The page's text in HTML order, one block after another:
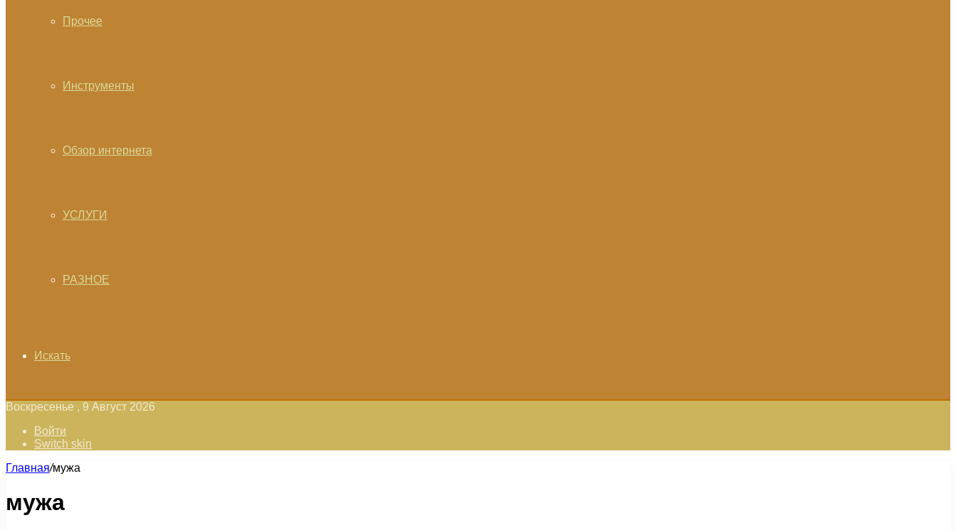
Прочее
Инструменты
Обзор интернета
УСЛУГИ
РАЗНОЕ
Искать
Воскресенье , 9 Август 2026
Войти
Switch skin
Главная/мужа
мужа